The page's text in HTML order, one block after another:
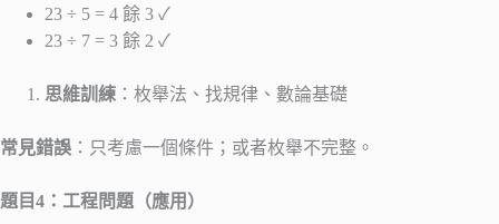
23 ÷ 5 = 4 餘 3 ✓
23 ÷ 7 = 3 餘 2 ✓
思維訓練 ：枚舉法、找規律、數論基礎
常見錯誤 ：只考慮一個條件；或者枚舉不完整。
題目4：工程問題（應用）